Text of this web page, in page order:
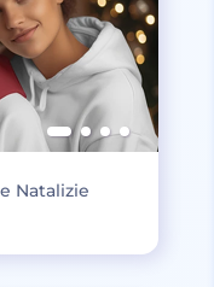
Natalizie